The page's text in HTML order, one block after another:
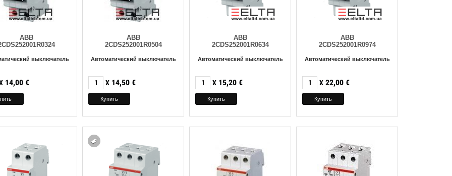
ABB
выключатель
14,00 €
ABB
2CDS252001R0504
Автоматический выключатель
X 14,50 €
ABB
2CDS252001R0634
Автоматический выключатель
X 15,20 €
ABB
2CDS252001R0974
Автоматический выключатель
X 22,00 €